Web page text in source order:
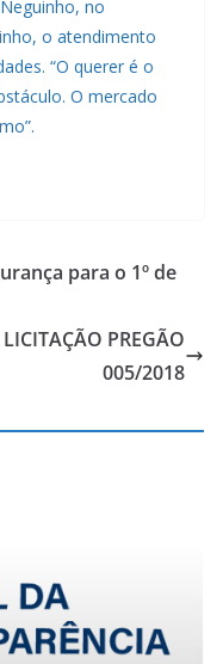
no
o atendimento
“O querer é o
O mercado
para o 1º de
PREGÃO
005/2018